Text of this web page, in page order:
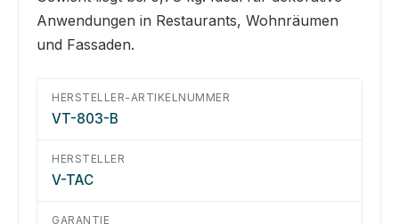
Anwendungen in Restaurants, Wohnräumen
und Fassaden.
HERSTELLER-ARTIKELNUMMER
VT-803-B
HERSTELLER
V-TAC
GARANTIE